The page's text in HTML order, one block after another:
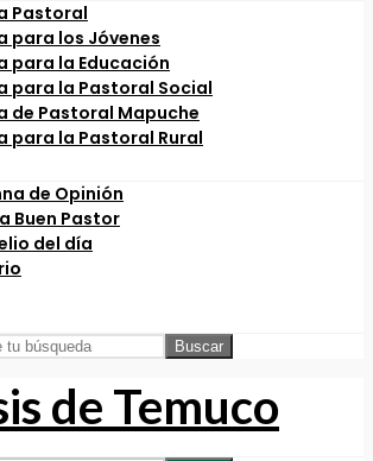
Pastoral
para los Jóvenes
para la Educación
para la Pastoral Social
de Pastoral Mapuche
para la Pastoral Rural
de Opinión
Buen Pastor
del día
Buscar